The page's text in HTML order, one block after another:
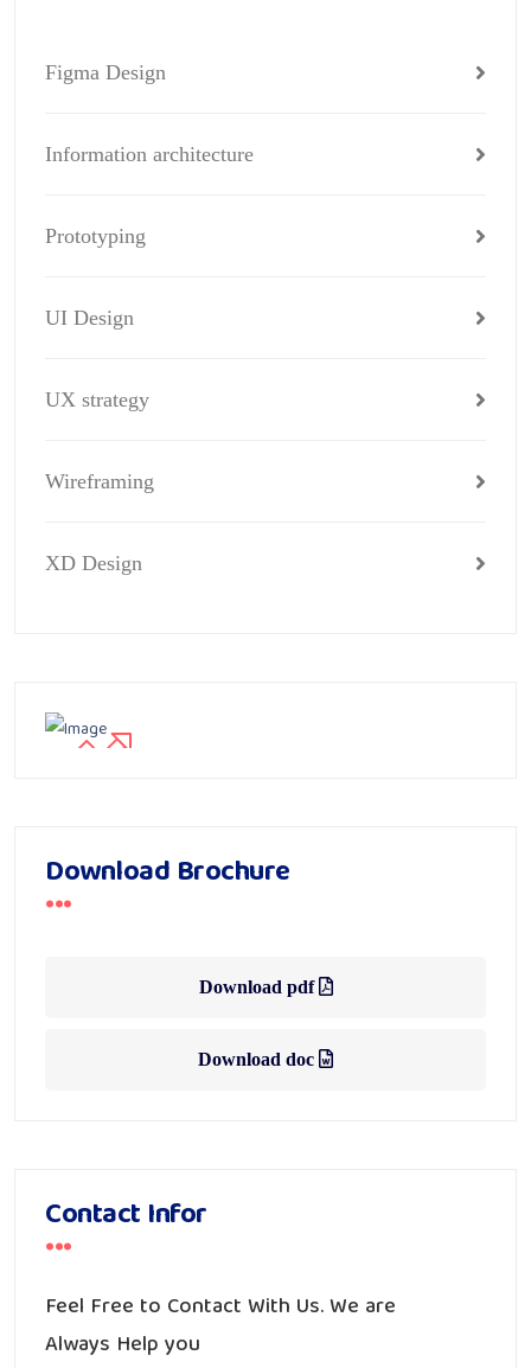
Figma Design
Information architecture
Prototyping
UI Design
UX strategy
Wireframing
XD Design
Over 200+ Clients
Consultations
Get Free Consulting
Download Brochure
Download pdf
Download doc
Contact Infor
Feel Free to Contact With Us. We are
Always Help you